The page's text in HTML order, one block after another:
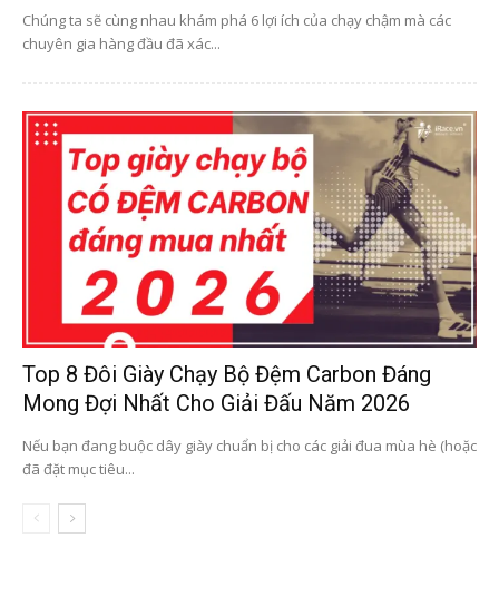
Chúng ta sẽ cùng nhau khám phá 6 lợi ích của chạy chậm mà các
chuyên gia hàng đầu đã xác...
Top 8 Đôi Giày Chạy Bộ Đệm Carbon Đáng
Mong Đợi Nhất Cho Giải Đấu Năm 2026
Nếu bạn đang buộc dây giày chuẩn bị cho các giải đua mùa hè (hoặc
đã đặt mục tiêu...